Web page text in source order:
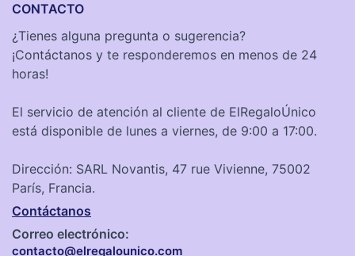
CONTACTO
¿Tienes alguna pregunta o sugerencia?
¡Contáctanos y te responderemos en menos de 24
horas!
El servicio de atención al cliente de ElRegaloÚnico
está disponible de lunes a viernes, de 9:00 a 17:00.
Dirección: SARL Novantis, 47 rue Vivienne, 75002
París, Francia.
Contáctanos
Correo electrónico:
contacto@elregalounico.com